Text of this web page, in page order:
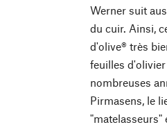
Werner suit
du cuir. Ainsi,
d'olive® très
feuilles
nombreuses
Pirmasens, le
"matelasseurs"